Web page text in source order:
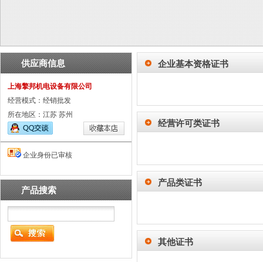
供应商信息
上海擎邦机电设备有限公司
经营模式：经销批发
所在地区：江苏 苏州
企业身份已审核
产品搜索
企业基本资格证书
经营许可类证书
产品类证书
其他证书